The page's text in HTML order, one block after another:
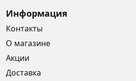
Информация
Контакты
О магазине
Акции
Доставка